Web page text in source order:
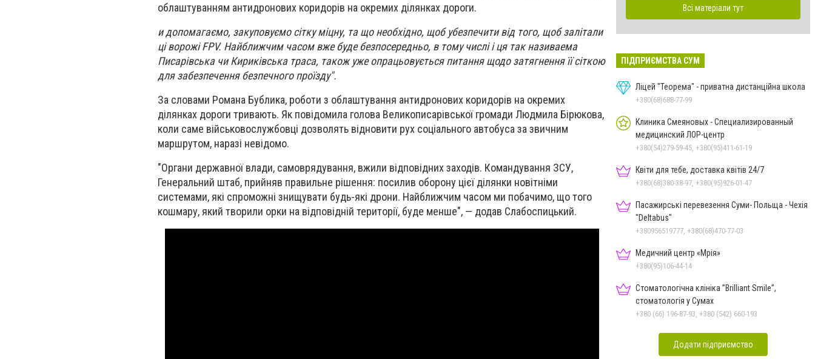
облаштуванням антидронових коридорів на окремих ділянках дороги.
и допомагаємо, закуповуємо сітку міцну, та що необхідно, щоб убезпечити від того, щоб залітали
ці ворожі FPV. Найближчим часом вже буде безпосередньо, в тому числі і ця так називаема
Писарівська чи Кириківська траса, також уже опрацьовується питання щодо затягнення її сіткою
для забезпечення безпечного проїзду".
За словами Романа Бублика, роботи з облаштування антидронових коридорів на окремих
ділянках дороги тривають. Як повідомила голова Великописарівської громади Людмила Бірюкова,
коли саме військовослужбовці дозволять відновити рух соціального автобуса за звичним
маршрутом, наразі невідомо.
"Органи державної влади, самоврядування, вжили відповідних заходів. Командування ЗСУ,
Генеральний штаб, прийняв правильне рішення: посилив оборону цієї ділянки новітніми
системами, які спроможні знищувати будь-які дрони. Найближчим часом ми побачимо, що того
кошмару, який творили орки на відповідній території, буде менше", — додав Слабоспицький.
Всі матеріали тут
ПІДПРИЄМСТВА СУМ
Ліцей "Теорема" - приватна дистанційна школа
+380(68)688-77-99
Клиника Смеяновых - Специализированный
медицинский ЛОР-центр
+380(54)279-59-45, +380(95)411-61-19
Квіти для тебе, доставка квітів 24/7
+380(68)380-38-97, +380(95)926-01-47
Пасажирські перевезення Суми- Польща - Чехія
"Deltabus"
+380956519777, +380(68)470-77-03
Медичний центр «Мрія»
+380(95)106-44-14
Стоматологічна клініка ”Brilliant Smile”,
стоматологія у Сумах
+380 (66) 196-87-93, +380 (542) 660-193
Додати підприємство